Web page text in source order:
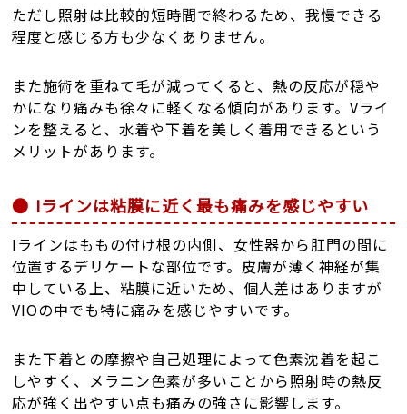
ただし照射は比較的短時間で終わるため、我慢できる
程度と感じる方も少なくありません。
また施術を重ねて毛が減ってくると、熱の反応が穏や
かになり痛みも徐々に軽くなる傾向があります。Vライ
ンを整えると、水着や下着を美しく着用できるという
メリットがあります。
Iラインは粘膜に近く最も痛みを感じやすい
Iラインはももの付け根の内側、女性器から肛門の間に
位置するデリケートな部位です。皮膚が薄く神経が集
中している上、粘膜に近いため、個人差はありますが
VIOの中でも特に痛みを感じやすいです。
また下着との摩擦や自己処理によって色素沈着を起こ
しやすく、メラニン色素が多いことから照射時の熱反
応が強く出やすい点も痛みの強さに影響します。